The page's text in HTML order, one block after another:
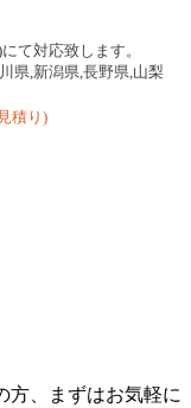
て対応致します。
県,新潟県,長野県,山梨
積り)
方、まずはお気軽に